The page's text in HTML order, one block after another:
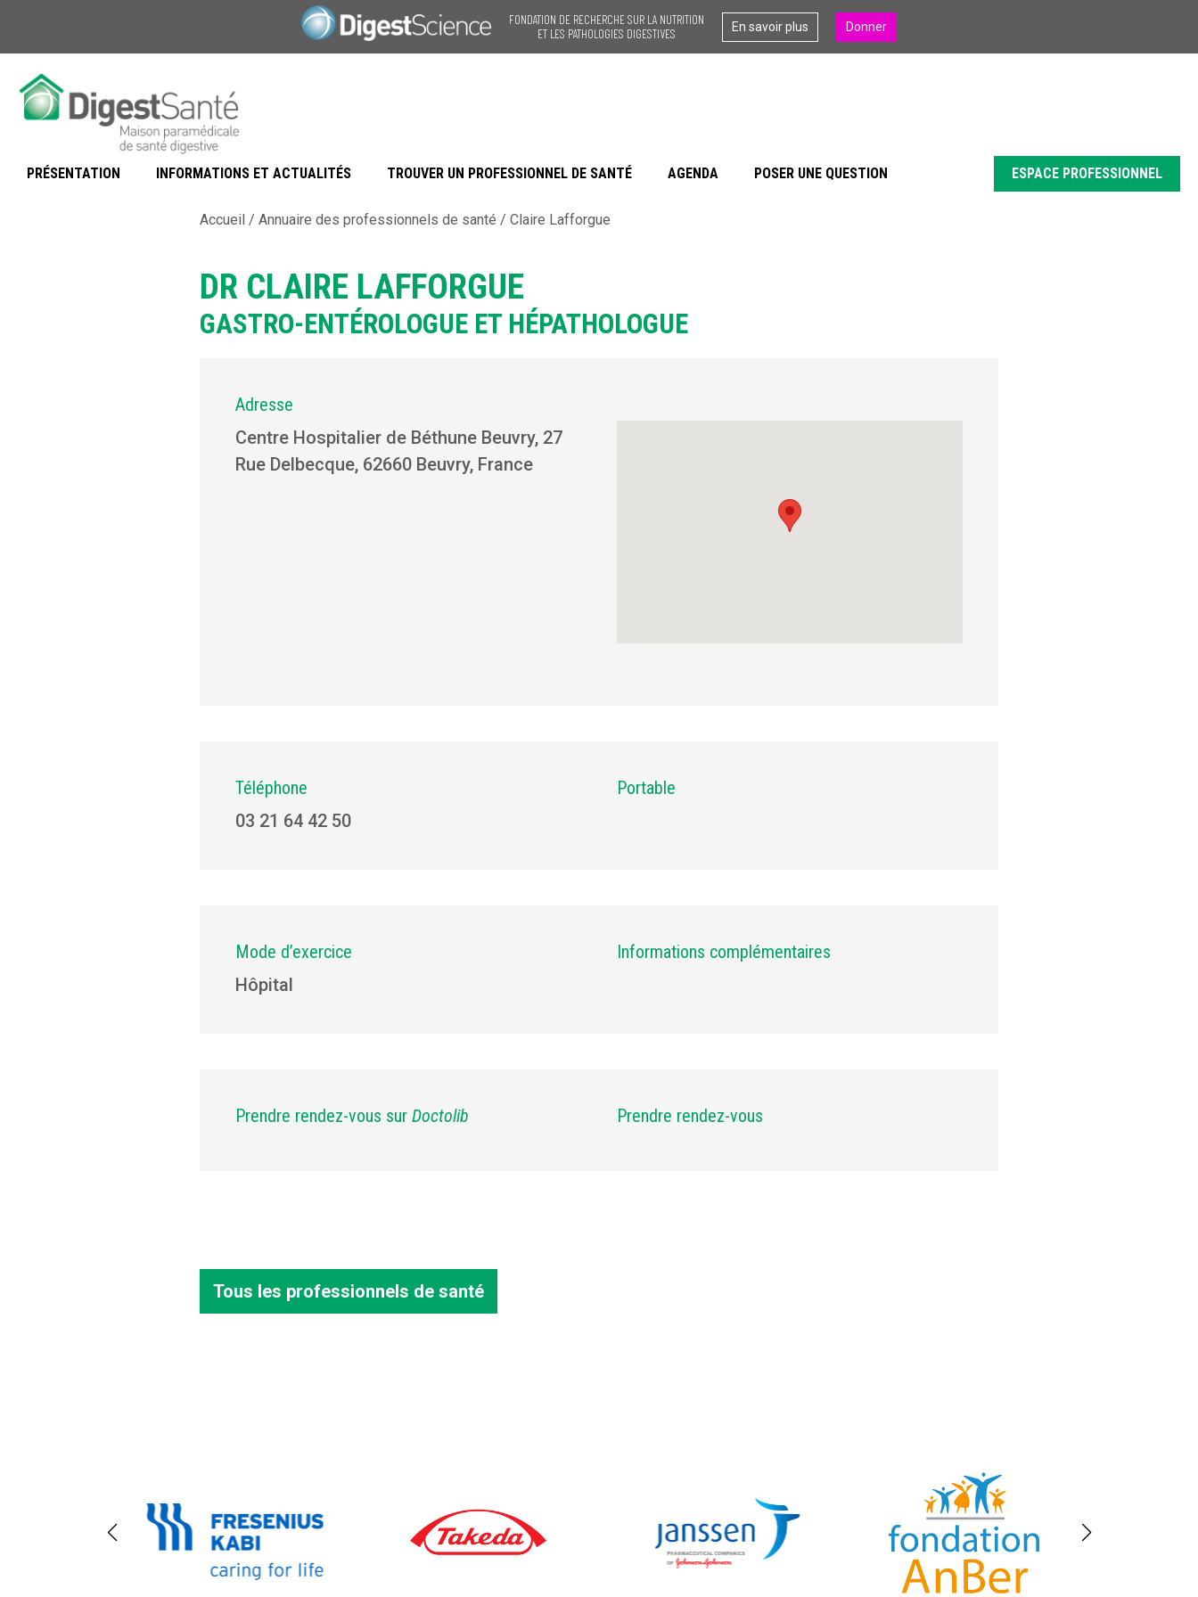
FONDATION DE RECHERCHE SUR LA NUTRITION
ET LES PATHOLOGIES DIGESTIVES
En savoir plus Donner
PRÉSENTATION INFORMATIONS ET ACTUALITÉS TROUVER UN PROFESSIONNEL DE SANTÉ AGENDA POSER UNE QUESTION ESPACE PROFESSIONNEL
Accueil / Annuaire des professionnels de santé / Claire Lafforgue
DR CLAIRE LAFFORGUE
GASTRO-ENTÉROLOGUE ET HÉPATHOLOGUE
Adresse
Centre Hospitalier de Béthune Beuvry, 27
Rue Delbecque, 62660 Beuvry, France
Téléphone
03 21 64 42 50
Portable
Mode d’exercice
Hôpital
Informations complémentaires
Prendre rendez-vous sur Doctolib Prendre rendez-vous
Tous les professionnels de santé